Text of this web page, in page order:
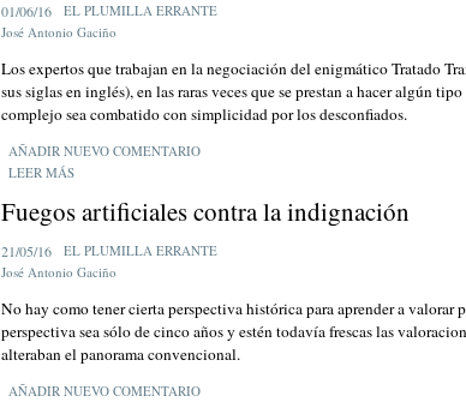
01/06/16
EL PLUMILLA ERRANTE
José Antonio Gaciño
Los expertos que trabajan en la negociación del enigmático Tratado
sus siglas en inglés), en las raras veces que se prestan a hacer algún
complejo sea combatido con simplicidad por los desconfiados.
AÑADIR NUEVO COMENTARIO
LEER MÁS
Fuegos artificiales contra la indignación
21/05/16
EL PLUMILLA ERRANTE
José Antonio Gaciño
No hay como tener cierta perspectiva histórica para aprender a valorar
perspectiva sea sólo de cinco años y estén todavía frescas las
alteraban el panorama convencional.
AÑADIR NUEVO COMENTARIO